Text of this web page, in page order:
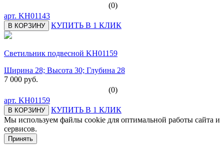
(0)
арт. KH01143
В КОРЗИНУ КУПИТЬ В 1 КЛИК
Светильник подвесной KH01159
Ширина 28; Высота 30; Глубина 28
7 000 руб.
(0)
арт. KH01159
В КОРЗИНУ
КУПИТЬ В 1 КЛИК
Мы используем файлы cookie для оптимальной работы сайта и
сервисов.
Принять